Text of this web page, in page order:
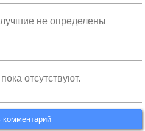
не определены
отсутствуют.
комментарий